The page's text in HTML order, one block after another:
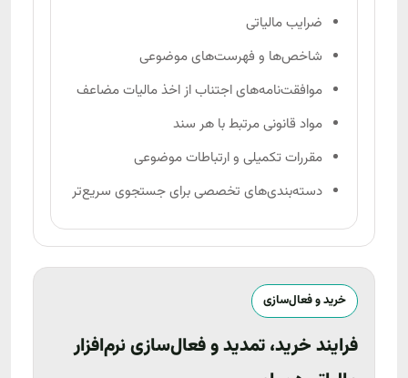
ضرایب مالیاتی
شاخص‌ها و فهرست‌های موضوعی
موافقت‌نامه‌های اجتناب از اخذ مالیات مضاعف
مواد قانونی مرتبط با هر سند
مقررات تکمیلی و ارتباطات موضوعی
دسته‌بندی‌های تخصصی برای جستجوی سریع‌تر
خرید و فعال‌سازی
فرایند خرید، تمدید و فعال‌سازی نرم‌افزار